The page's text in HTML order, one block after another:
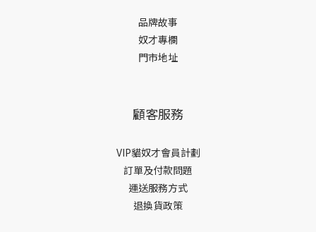
品牌故事
奴才專欄
門市地址
顧客服務
VIP貓奴才會員計劃
訂單及付款問題
運送服務方式
退換貨政策